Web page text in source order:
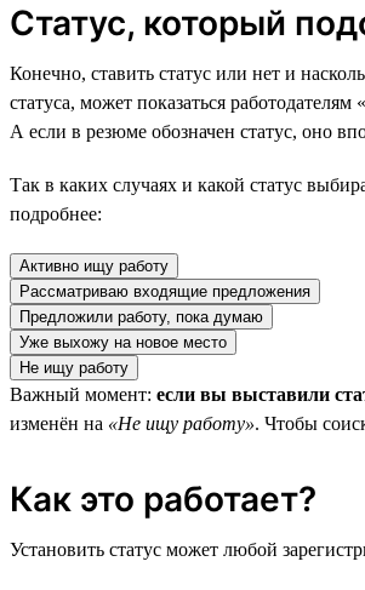
Статус, который
Конечно, ставить статус или нет и
статуса, может показаться
А если в резюме обозначен статус, оно
Так в каких случаях и какой статус
подробнее:
Активно ищу работу
Рассматриваю входящие предложения
Предложили работу, пока думаю
Уже выхожу на новое место
Не ищу работу
Важный момент: если вы выставили
изменён на «Не ищу работу». Чтобы
Как это работает?
Установить статус может любой